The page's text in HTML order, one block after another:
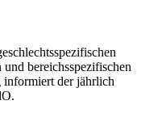
bereichsspezifischen
informiert der jährlich